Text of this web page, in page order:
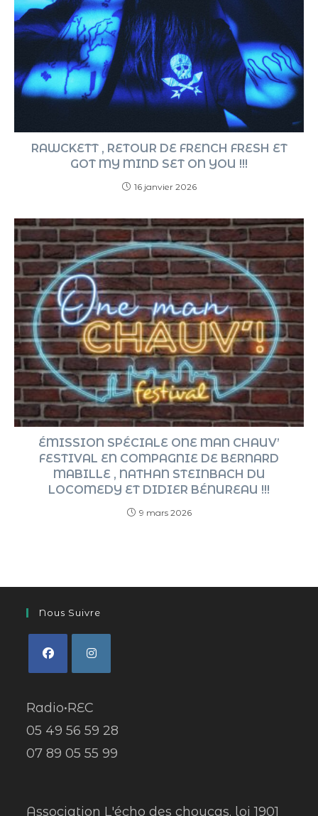
RAWCKETT , RETOUR DE FRENCH FRESH ET
GOT MY MIND SET ON YOU !!!
16 janvier 2026
ÉMISSION SPÉCIALE ONE MAN CHAUV’
FESTIVAL EN COMPAGNIE DE BERNARD
MABILLE , NATHAN STEINBACH DU
LOCOMEDY ET DIDIER BÉNUREAU !!!
9 mars 2026
Nous Suivre
Radio•REC
05 49 56 59 28
07 89 05 55 99
Association L'écho des choucas, loi 1901